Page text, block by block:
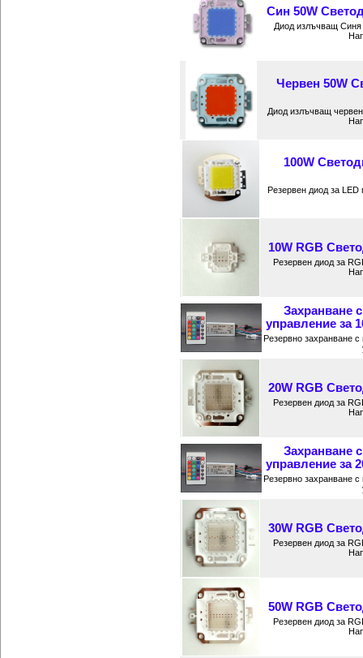
Син 50W
Диод излъчващ Синя
Червен 50W
Диод излъчващ
100W
Резервен диод за
10W RGB
Резервен диод за
Захранване
управление за
Резервно захранване
20W RGB
Резервен диод за
Захранване
управление за
Резервно захранване
30W RGB
Резервен диод за
50W RGB
Резервен диод за